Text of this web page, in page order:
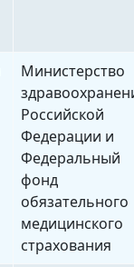
Министерство
Российской
Федерации и
Федеральный
фонд
обязательного
медицинского
страхования